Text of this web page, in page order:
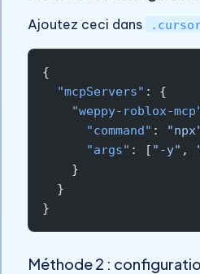
Ajoutez ceci dans
{
  "mcpServers"
: {
"weppy-roblox-
      "command"
:
      "args"
: [ "-y" ,
    }
  }
}
Méthode 2 :